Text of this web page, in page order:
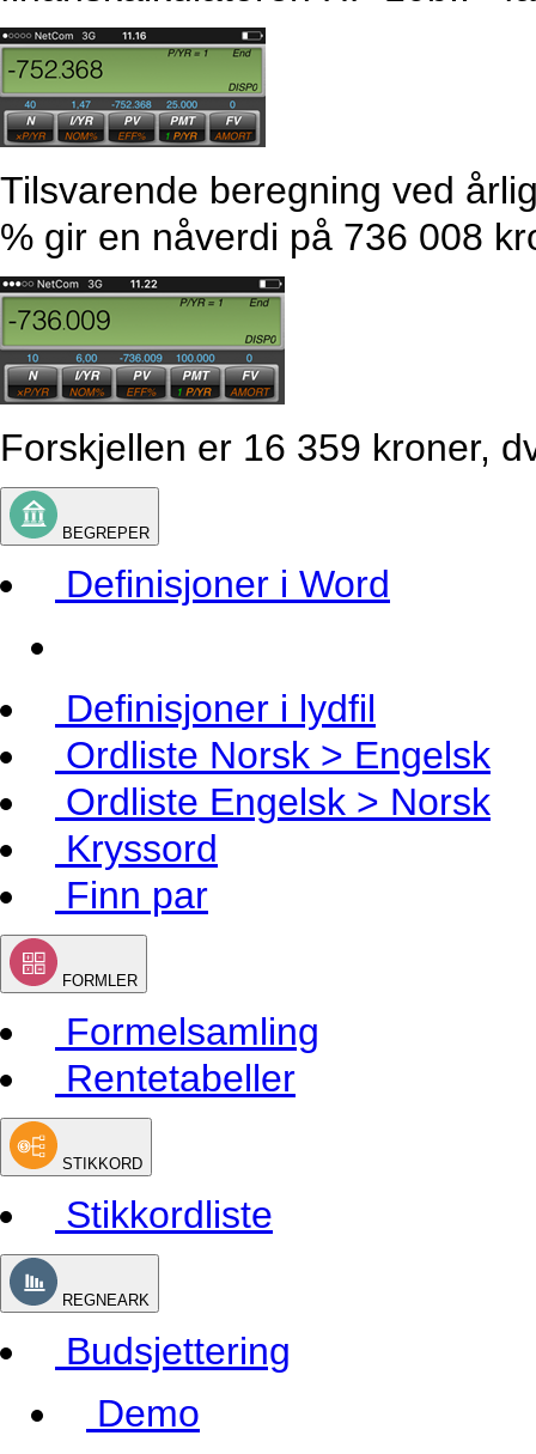
Tilsvarende beregning ved
% gir en nåverdi på 736 008
Forskjellen er 16 359 kroner,
BEGREPER
Definisjoner i Word
Definisjoner i lydfil
Ordliste Norsk > Engelsk
Ordliste Engelsk > Norsk
Kryssord
Finn par
FORMLER
Formelsamling
Rentetabeller
STIKKORD
Stikkordliste
REGNEARK
Budsjettering
Demo